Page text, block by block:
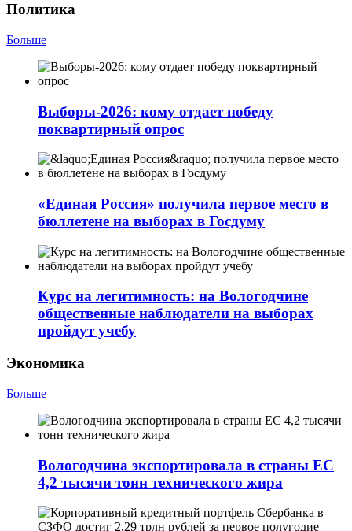
Политика
Больше
Выборы-2026: кому отдает победу
поквартирный опрос
«Единая Россия» получила первое место в
бюллетене на выборах в Госдуму
Курс на легитимность: на Вологодчине
общественные наблюдатели на выборах
пройдут учебу
Экономика
Больше
Вологодчина экспортировала в страны ЕС
4,2 тысячи тонн технического жира